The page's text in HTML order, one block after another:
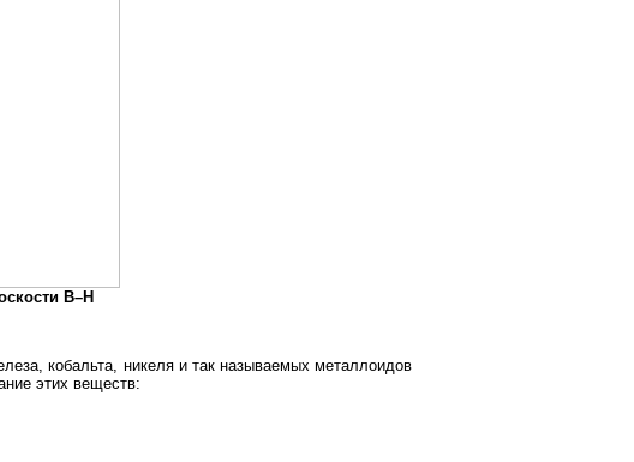
B–H
кобальта, никеля и так называемых металлоидов
этих веществ: